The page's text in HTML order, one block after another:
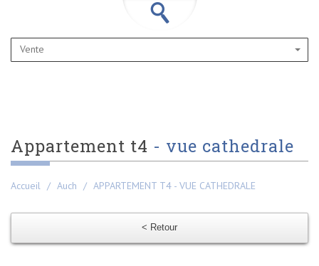
Vente
appartement t4 - vue cathedrale
Accueil Auch APPARTEMENT T4 - VUE CATHEDRALE
< Retour